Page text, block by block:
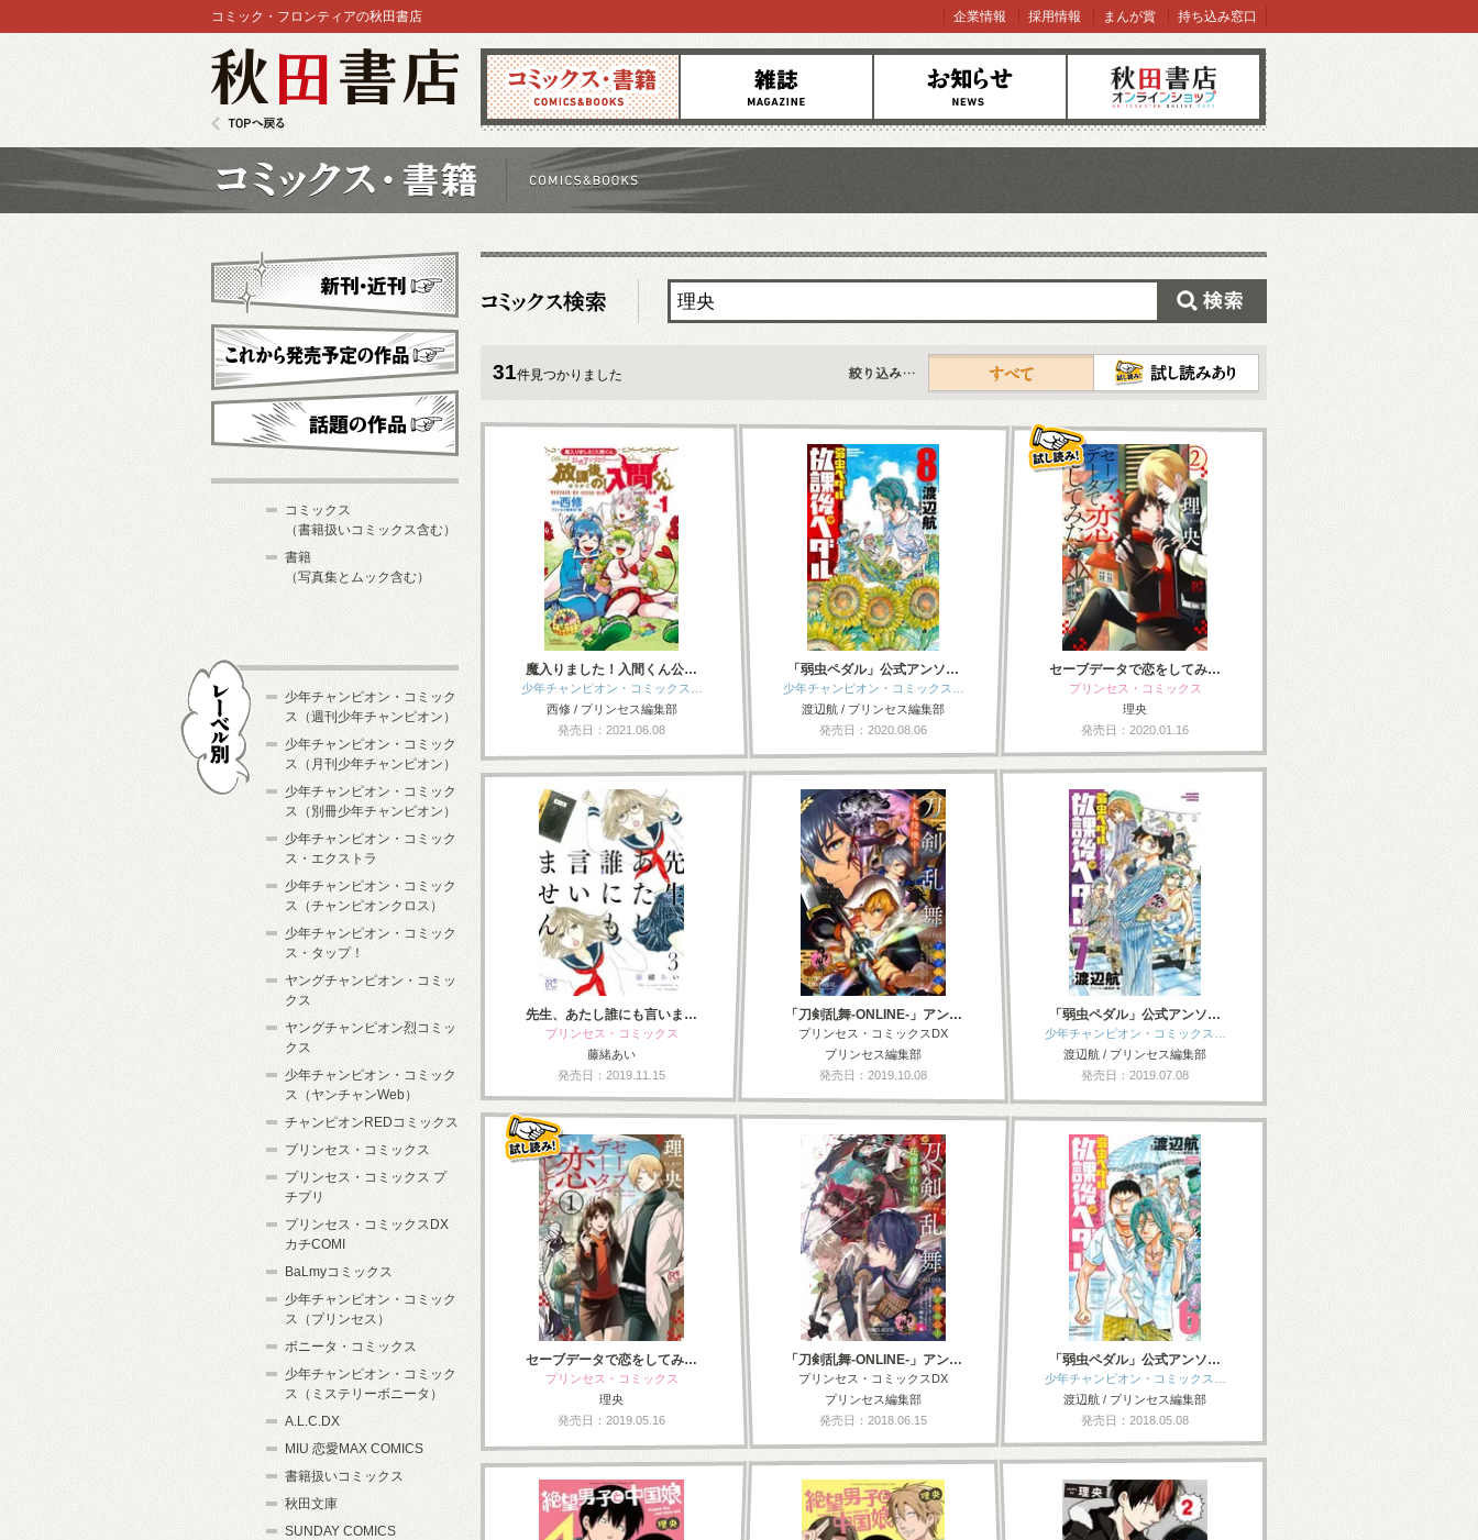
コミックス 雑誌 お知らせ オンラインショップ
コミック・フロンティアの秋田書店 企業情報 採用情報 まんが賞 持ち込み窓口
31件見つかりました
すべて
魔入りました！入間くん公…
少年チャンピオン・コミックス…
西修 / プリンセス編集部
発売日：2021.06.08
「弱虫ペダル」公式アンソ…
少年チャンピオン・コミックス…
渡辺航 / プリンセス編集部
発売日：2020.08.06
セーブデータで恋をしてみ…
プリンセス・コミックス
理央
発売日：2020.01.16
先生、あたし誰にも言いま…
プリンセス・コミックス
藤緒あい
発売日：2019.11.15
「刀剣乱舞-ONLINE-」アン…
プリンセス・コミックスDX
プリンセス編集部
発売日：2019.10.08
「弱虫ペダル」公式アンソ…
少年チャンピオン・コミックス…
渡辺航 / プリンセス編集部
発売日：2019.07.08
セーブデータで恋をしてみ…
プリンセス・コミックス
理央
発売日：2019.05.16
「刀剣乱舞-ONLINE-」アン…
プリンセス・コミックスDX
プリンセス編集部
発売日：2018.06.15
「弱虫ペダル」公式アンソ…
少年チャンピオン・コミックス…
渡辺航 / プリンセス編集部
発売日：2018.05.08
新刊・近刊
これから発売予定
コミックス
（書籍扱いコミックス含む）
書籍
（写真集とムック含む）
少年チャンピオン・コミック
ス（週刊少年チャンピオン）
少年チャンピオン・コミック
ス（月刊少年チャンピオン）
少年チャンピオン・コミック
ス（別冊少年チャンピオン）
少年チャンピオン・コミック
ス・エクストラ
少年チャンピオン・コミック
ス（チャンピオンクロス）
少年チャンピオン・コミック
ス・タップ！
ヤングチャンピオン・コミッ
クス
ヤングチャンピオン烈コミッ
クス
少年チャンピオン・コミック
ス（ヤンチャンWeb）
チャンピオンREDコミックス
プリンセス・コミックス
プリンセス・コミックス プ
チプリ
プリンセス・コミックスDX
カチCOMI
BaLmyコミックス
少年チャンピオン・コミック
ス（プリンセス）
ボニータ・コミックス
少年チャンピオン・コミック
ス（ミステリーボニータ）
A.L.C.DX
MIU 恋愛MAX COMICS
書籍扱いコミックス
秋田文庫
SUNDAY COMICS